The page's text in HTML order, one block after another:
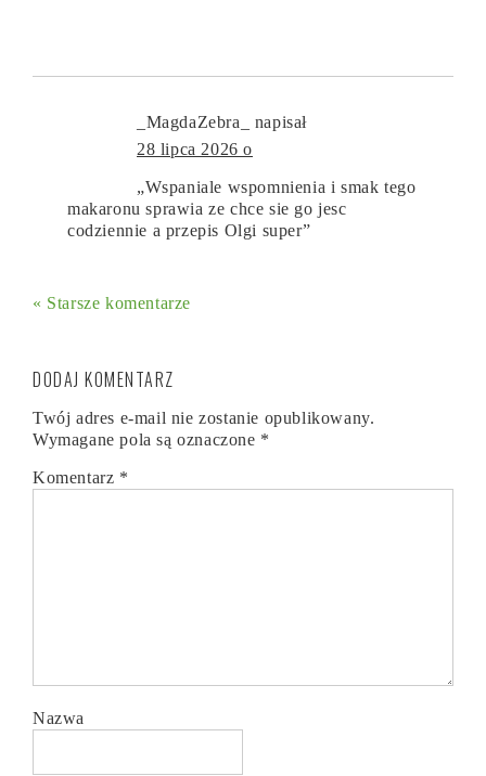
_MagdaZebra_
napisał
28 lipca 2026 o
„Wspaniale wspomnienia i smak tego
makaronu sprawia ze chce sie go jesc
codziennie a przepis Olgi super”
« Starsze komentarze
DODAJ KOMENTARZ
Twój adres e-mail nie zostanie opublikowany.
Wymagane pola są oznaczone *
Komentarz *
Nazwa